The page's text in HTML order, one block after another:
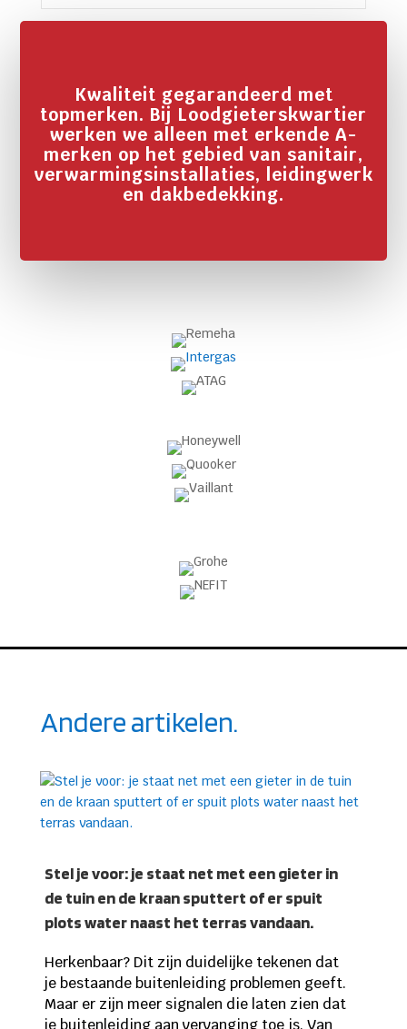
Kwaliteit gegarandeerd met
topmerken. Bij Loodgieterskwartier
werken we alleen met erkende A-
merken op het gebied van sanitair,
verwarmingsinstallaties, leidingwerk
en dakbedekking.
Andere artikelen.
Stel je voor: je staat net met een gieter in
de tuin en de kraan sputtert of er spuit
plots water naast het terras vandaan.
Herkenbaar? Dit zijn duidelijke tekenen dat
je bestaande buitenleiding problemen geeft.
Maar er zijn meer signalen die laten zien dat
je buitenleiding aan vervanging toe is. Van